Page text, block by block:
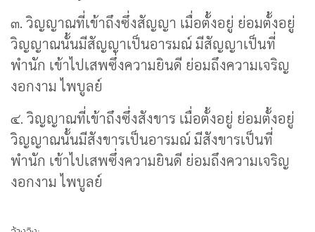
๓. วิญญาณที่เข้าถึงซึ่งสัญญา เมื่อตั้งอยู่ ย่อมตั้งอยู่
วิญญาณนั้นมีสัญญาเป็นอารมณ์ มีสัญญาเป็นที่
พำนัก เข้าไปเสพซึ่งความยินดี ย่อมถึงความเจริญ
งอกงาม ไพบูลย์
๔. วิญญาณที่เข้าถึงซึ่งสังขาร เมื่อตั้งอยู่ ย่อมตั้งอยู่
วิญญาณนั้นมีสังขารเป็นอารมณ์ มีสังขารเป็นที่
พำนัก เข้าไปเสพซึ่งความยินดี ย่อมถึงความเจริญ
งอกงาม ไพบูลย์